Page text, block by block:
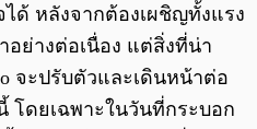
ได้ หลังจากต้องเผชิญทั้งแรง
ย่างต่อเนื่อง แต่สิ่งที่น่า
จะปรับตัวและเดินหน้าต่อ
โดยเฉพาะในวันที่กระบอก